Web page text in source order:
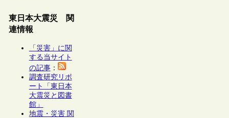
東日本大震災 関
連情報
「災害」に関
する当サイト
の記事：
調査研究リポ
ート「東日本
大震災と図書
館」
地震・災害 関